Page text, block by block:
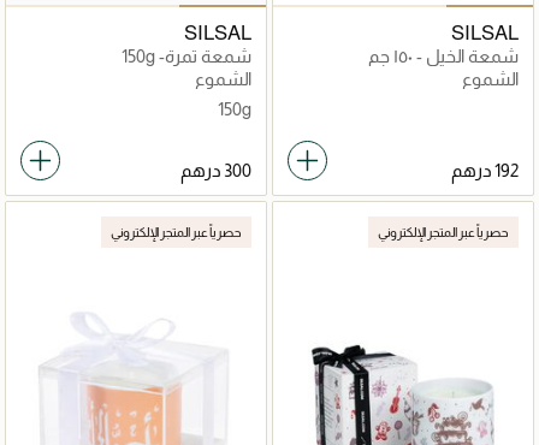
SILSAL
شمعة الخيل - ١٥٠ جم
الشموع
SILSAL
شمعة تمرة- 150g
الشموع
150g
حصرياً عبر المتجر الإلكتروني حصرياً عبر المتجر الإلكتروني